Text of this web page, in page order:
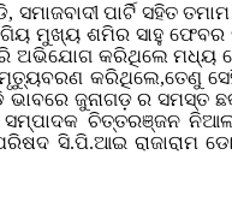
ସମାଜବାଦୀ ପାର୍ଟି ସହିତ
ମୁଖ୍ୟ ଶମିର ସାହୁ ଫେବର
ଅଭିଯୋଗ କରିଥିଲେ ମଧ୍ୟ
କରିଥିଲେ,ତେଣୁ
ଜୁନାଗଡ଼ ର ସମସ୍ତ
ସମ୍ପାଦକ ଚିତ୍ତରଞ୍ଜନ
ସି.ପି.ଆଇ ରାଜାରାମ